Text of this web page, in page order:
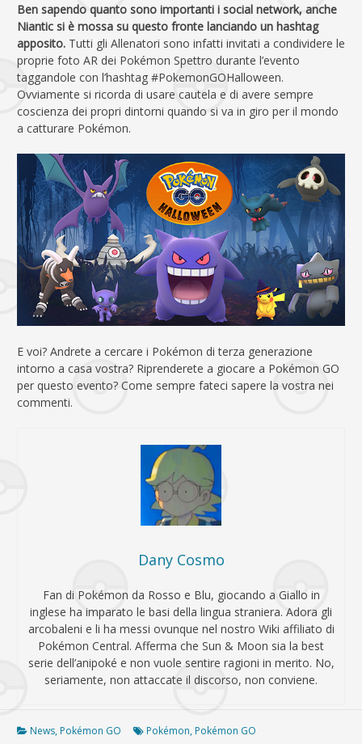
Ben sapendo quanto sono importanti i social network, anche
Niantic si è mossa su questo fronte lanciando un hashtag
apposito. Tutti gli Allenatori sono infatti invitati a condividere le
proprie foto AR dei Pokémon Spettro durante l’evento
taggandole con l’hashtag #PokemonGOHalloween.
Ovviamente si ricorda di usare cautela e di avere sempre
coscienza dei propri dintorni quando si va in giro per il mondo
a catturare Pokémon.
E voi? Andrete a cercare i Pokémon di terza generazione
intorno a casa vostra? Riprenderete a giocare a Pokémon GO
per questo evento? Come sempre fateci sapere la vostra nei
commenti.
Dany Cosmo
Fan di Pokémon da Rosso e Blu, giocando a Giallo in
inglese ha imparato le basi della lingua straniera. Adora gli
arcobaleni e li ha messi ovunque nel nostro Wiki affiliato di
Pokémon Central. Afferma che Sun & Moon sia la best
serie dell’anipoké e non vuole sentire ragioni in merito. No,
seriamente, non attaccate il discorso, non conviene.
News, Pokémon GO Pokémon, Pokémon GO